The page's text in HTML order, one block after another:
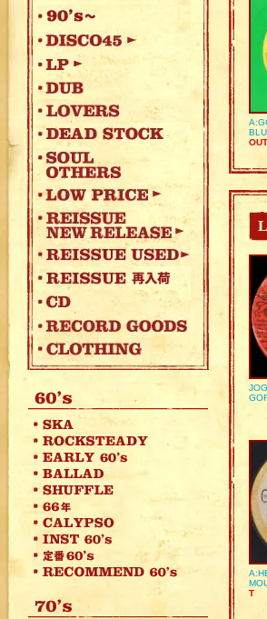
OUT
T